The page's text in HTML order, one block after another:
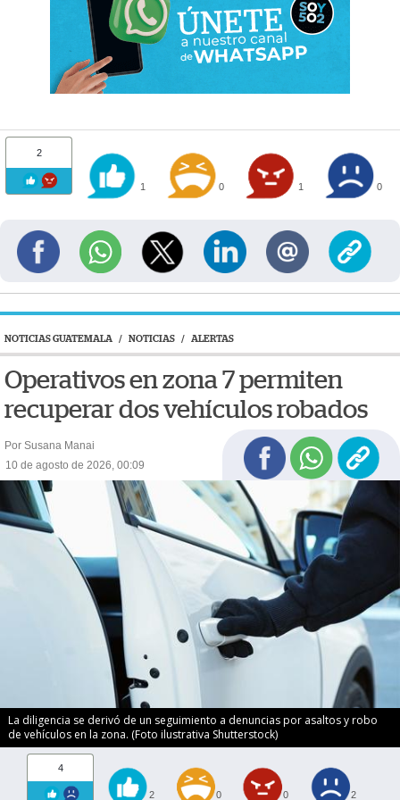
2
1 0 1 0
NOTICIAS GUATEMALA / NOTICIAS / ALERTAS
Operativos en zona 7 permiten
recuperar dos vehículos robados
Por Susana Manai
10 de agosto de 2026, 00:09
La diligencia se derivó de un seguimiento a denuncias por asaltos y robo
de vehículos en la zona. (Foto ilustrativa Shutterstock)
4
2 0 0 2